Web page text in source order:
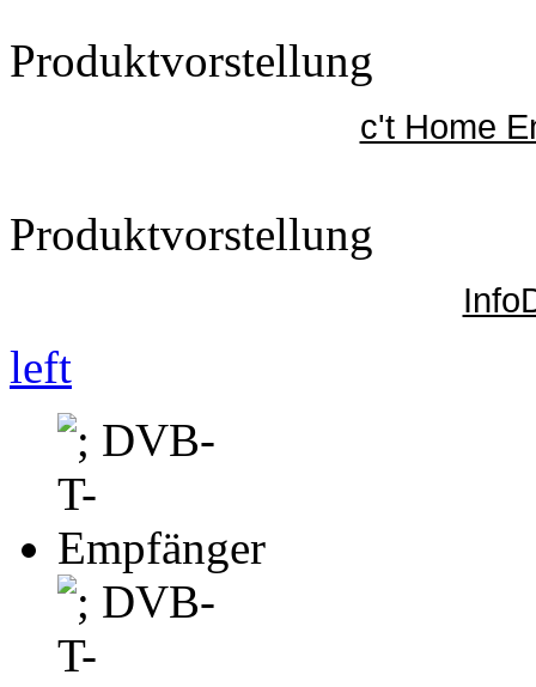
Produktvorstellung
c't Home
Produktvorstellung
left